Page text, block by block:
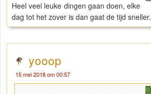
Heel veel leuke dingen gaan doen, elke
dag tot het zover is dan gaat de tijd sneller.
yooop
15 mei 2018 om 00:57